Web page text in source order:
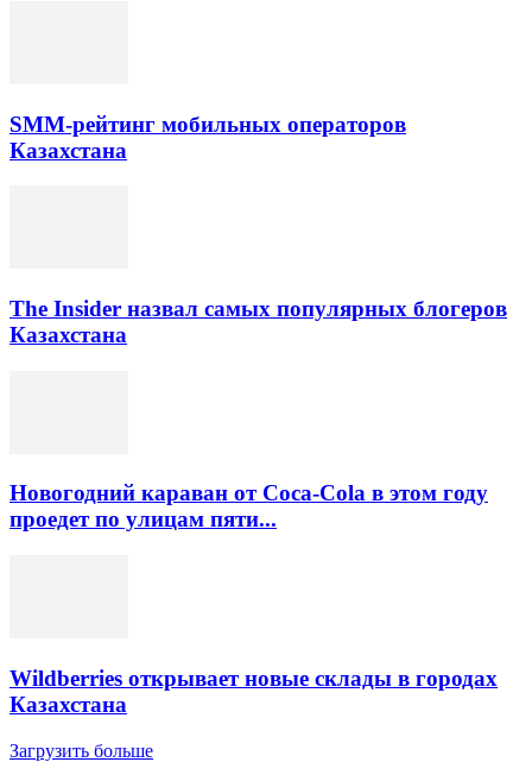
SMM-рейтинг мобильных операторов
Казахстана
The Insider назвал самых популярных блогеров
Казахстана
Новогодний караван от Coca-Cola в этом году
проедет по улицам пяти...
Wildberries открывает новые склады в городах
Казахстана
Загрузить больше